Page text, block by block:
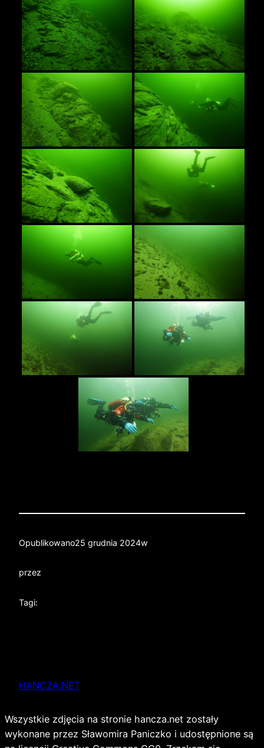
Opublikowano25 grudnia 2024w
przez
Tagi:
HANCZA.NET
Wszystkie zdjęcia na stronie hancza.net zostały
wykonane przez Sławomira Paniczko i udostępnione są